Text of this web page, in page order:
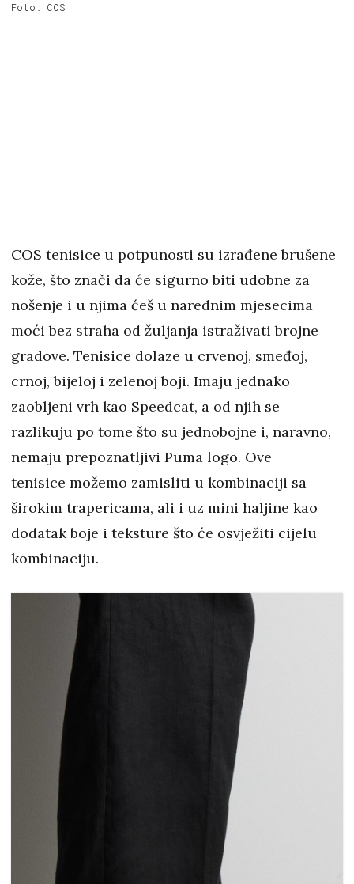
Foto: COS
COS tenisice u potpunosti su izrađene brušene
kože, što znači da će sigurno biti udobne za
nošenje i u njima ćeš u narednim mjesecima
moći bez straha od žuljanja istraživati brojne
gradove. Tenisice dolaze u crvenoj, smeđoj,
crnoj, bijeloj i zelenoj boji. Imaju jednako
zaobljeni vrh kao Speedcat, a od njih se
razlikuju po tome što su jednobojne i, naravno,
nemaju prepoznatljivi Puma logo. Ove
tenisice možemo zamisliti u kombinaciji sa
širokim trapericama, ali i uz mini haljine kao
dodatak boje i teksture što će osvježiti cijelu
kombinaciju.